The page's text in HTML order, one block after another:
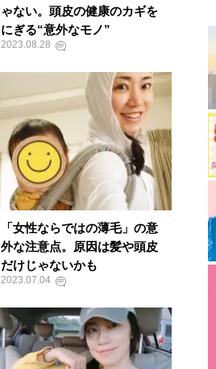
ゃない。頭皮の健康のカギを
にぎる“意外なモノ”
2023.08.28
「女性ならではの薄毛」の意
外な注意点。原因は髪や頭皮
だけじゃないかも
2023.07.04